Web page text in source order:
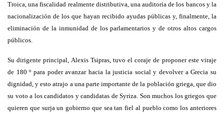
Troica, una fiscalidad realmente distributiva, una auditoría de los bancos y la
nacionalización de los que hayan recibido ayudas públicas y, finalmente, la
eliminación de la inmunidad de los parlamentarios y de otros altos cargos
públicos.
Su dirigente principal, Alexis Tsipras, tuvo el coraje de proponer este viraje
de 180 º para poder avanzar hacia la justicia social y devolver a Grecia su
dignidad, y esto atrajo a una parte importante de la población griega, que dio
su voto a los candidatos y candidatas de Syriza. Son muchos los griegos que
quieren que surja un gobierno que sea tan fiel al pueblo como los anteriores